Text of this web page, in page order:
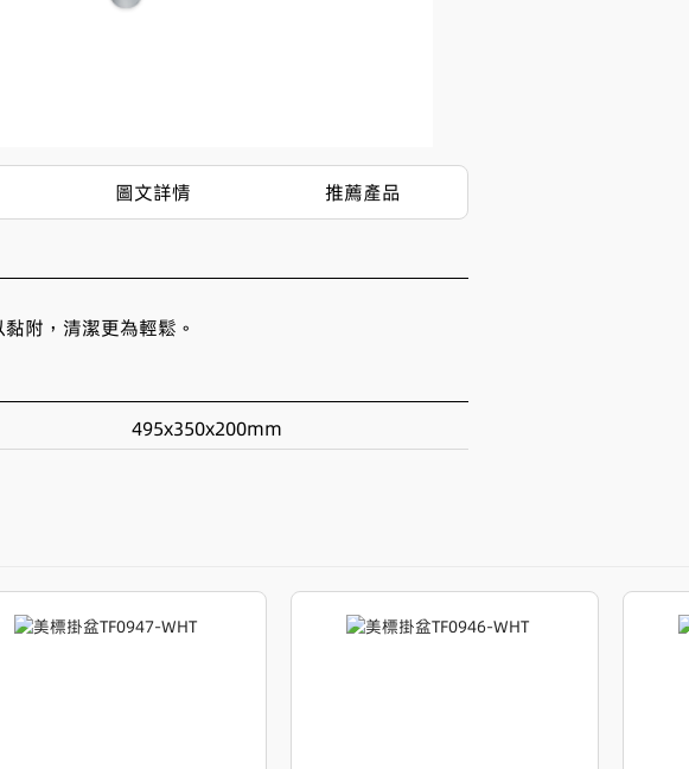
圖文詳情 推薦產品
附，清潔更為輕鬆。
495x350x200mm
典範
WHT。這款產品不僅擁有原廠正貨的品質保證，其簡潔大